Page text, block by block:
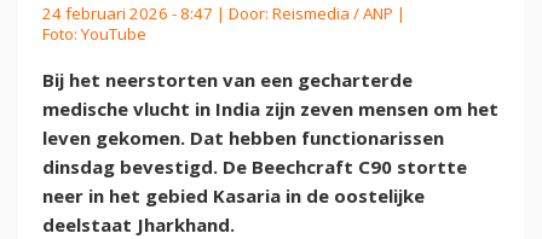
24 februari 2026 - 8:47 | Door: Reismedia / ANP |
Foto: YouTube
Bij het neerstorten van een gecharterde
medische vlucht in India zijn zeven mensen om het
leven gekomen. Dat hebben functionarissen
dinsdag bevestigd. De Beechcraft C90 stortte
neer in het gebied Kasaria in de oostelijke
deelstaat Jharkhand.